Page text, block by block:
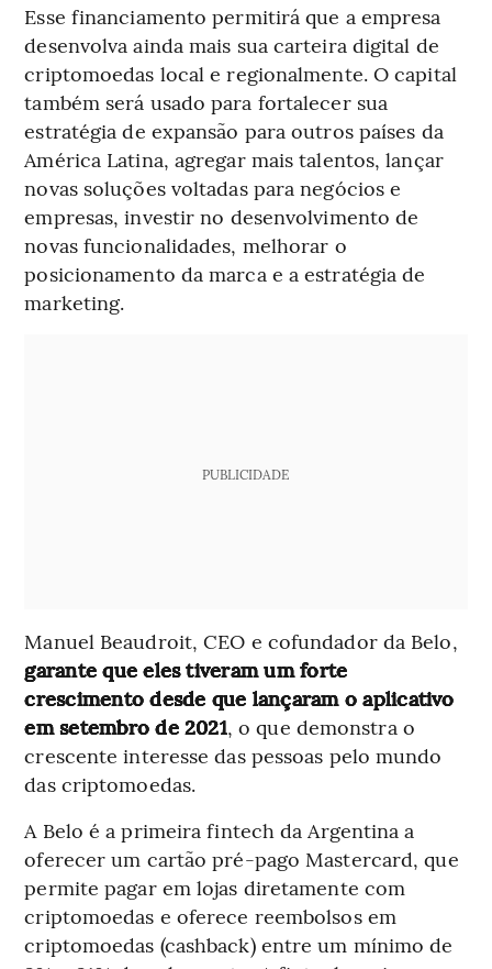
Esse financiamento permitirá que a empresa
desenvolva ainda mais sua carteira digital de
criptomoedas local e regionalmente. O capital
também será usado para fortalecer sua
estratégia de expansão para outros países da
América Latina, agregar mais talentos, lançar
novas soluções voltadas para negócios e
empresas, investir no desenvolvimento de
novas funcionalidades, melhorar o
posicionamento da marca e a estratégia de
marketing.
PUBLICIDADE
Manuel Beaudroit, CEO e cofundador da Belo,
garante que eles tiveram um forte
crescimento desde que lançaram o aplicativo
em setembro de 2021, o que demonstra o
crescente interesse das pessoas pelo mundo
das criptomoedas.
A Belo é a primeira fintech da Argentina a
oferecer um cartão pré-pago Mastercard, que
permite pagar em lojas diretamente com
criptomoedas e oferece reembolsos em
criptomoedas (cashback) entre um mínimo de